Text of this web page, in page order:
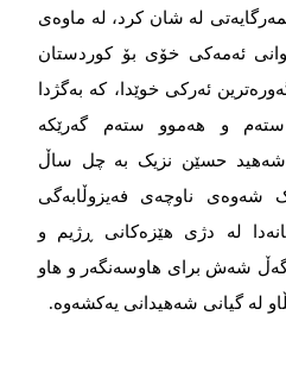
لە شان کرد، لە ماوەی
ئەمەکی خۆی بۆ کوردستان
ئەرکی خوێدا، کە بەگژدا
و هەموو ستەم گەرێکە
شەهید حسێن نزیک بە چل ساڵ
شەوەی ناوچەی فەیزوڵابەگی
لە دژی هێزەکانی ڕژیم و
شەش برای هاوسەنگەر و هاو
لە گیانی شەهیدانی یەکشەوە.